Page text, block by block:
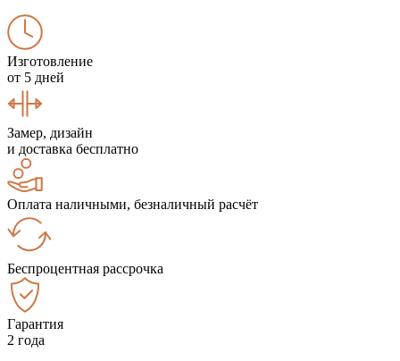
Изготовление
от 5 дней
Замер, дизайн
и доставка бесплатно
Оплата наличными, безналичный расчёт
Беспроцентная рассрочка
Гарантия
2 года